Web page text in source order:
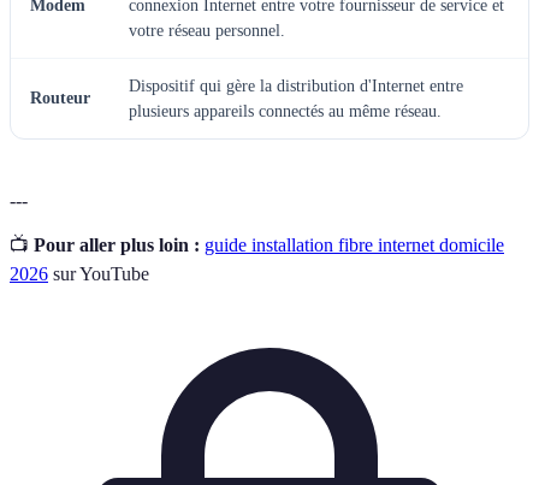
Modem
connexion Internet entre votre fournisseur de service et
votre réseau personnel.
Routeur
Dispositif qui gère la distribution d'Internet entre
plusieurs appareils connectés au même réseau.
---
📺 Pour aller plus loin : guide installation fibre internet domicile
2026 sur YouTube